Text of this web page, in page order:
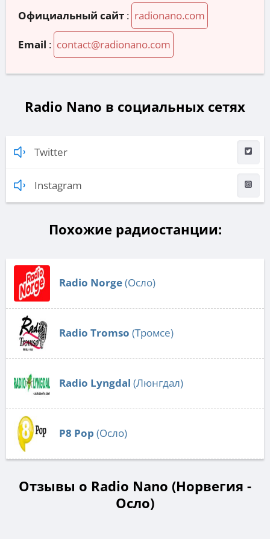
Официальный сайт : radionano.com
Email : contact@radionano.com
Radio Nano в социальных сетях
Twitter
Instagram
Похожие радиостанции:
Radio Norge(Осло)
Radio Tromso (Тромсе)
Radio Lyngdal (Люнгдал)
P8 Pop (Осло)
Отзывы о Radio Nano (Норвегия -
Осло)